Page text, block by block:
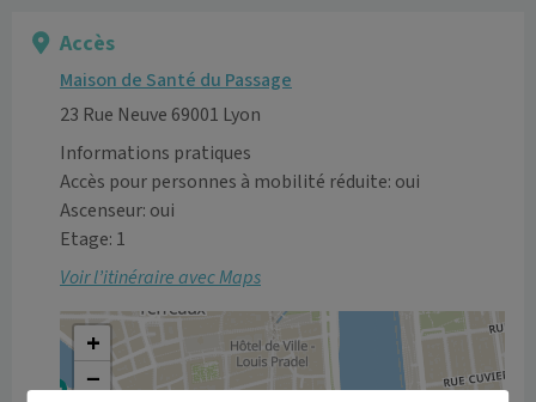
Accès
Maison de Santé du Passage
23 Rue Neuve 69001 Lyon
Informations pratiques
Accès pour personnes à mobilité réduite: oui
Ascenseur: oui
Etage: 1
Voir l’itinéraire avec Maps
+
−